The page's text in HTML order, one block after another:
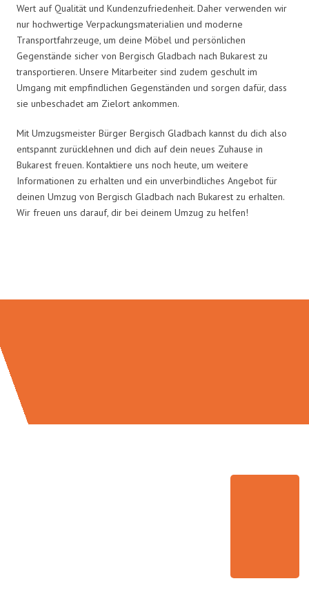
Wert auf Qualität und Kundenzufriedenheit. Daher verwenden wir
nur hochwertige Verpackungsmaterialien und moderne
Transportfahrzeuge, um deine Möbel und persönlichen
Gegenstände sicher von Bergisch Gladbach nach Bukarest zu
transportieren. Unsere Mitarbeiter sind zudem geschult im
Umgang mit empfindlichen Gegenständen und sorgen dafür, dass
sie unbeschadet am Zielort ankommen.
Mit Umzugsmeister Bürger Bergisch Gladbach kannst du dich also
entspannt zurücklehnen und dich auf dein neues Zuhause in
Bukarest freuen. Kontaktiere uns noch heute, um weitere
Informationen zu erhalten und ein unverbindliches Angebot für
deinen Umzug von Bergisch Gladbach nach Bukarest zu erhalten.
Wir freuen uns darauf, dir bei deinem Umzug zu helfen!